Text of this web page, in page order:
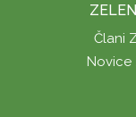
Člani
Novice